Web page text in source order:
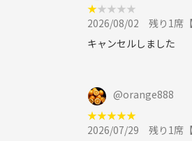
★★★★★
2026/08/02
残り1席【4
キャンセルしました
@orange888
★★★★★
2026/07/29
残り1席【